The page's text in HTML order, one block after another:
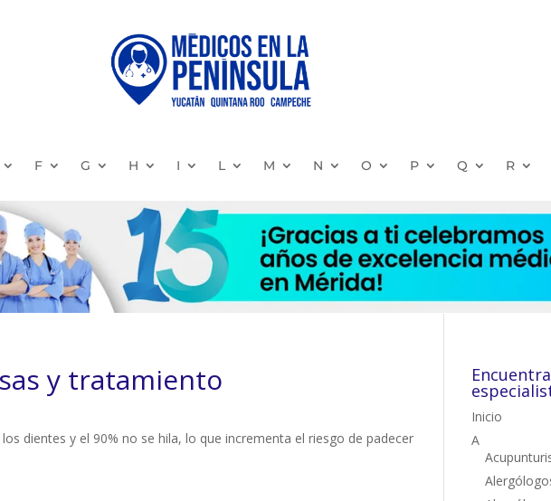
F G H I L M N O P Q R
y tratamiento
dientes y el 90% no se hila, lo que incrementa el riesgo de padecer
Inicio
A